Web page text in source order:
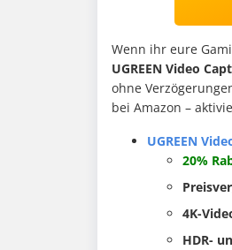
Wenn ihr eure
UGREEN Video
ohne
bei Amazon –
UGREEN
20%
4K-
HDR-